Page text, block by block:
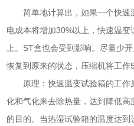
简单地计算出，如果一个快速
电成本将增加30%以上，快速温
上。ST盒也会受到影响。尽量少
恢复到原来的状态，压缩机将工作
原理：快速温变试验箱的工作
化和气化来去除热量，达到降低
的目的。当热湿试验箱的温度达